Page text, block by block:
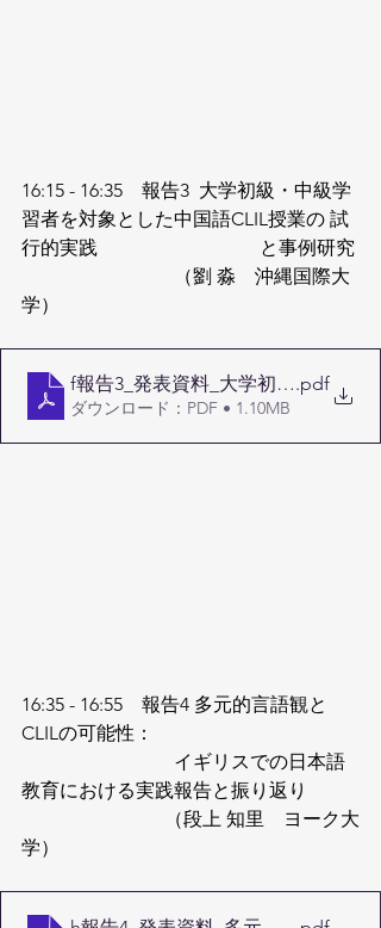
16:15 - 16:35　報告3  大学初級・中級学
習者を対象とした中国語CLIL授業の 試
行的実践                                  と事例研究
学）
f報告3_発表資料_大学初級・中級
.pdf
ダウンロード：PDF • 1.10MB
16:35 - 16:55　報告4 多元的言語観と
CLILの可能性：
イギリスでの日本語
教育における実践報告と振り返り
学）